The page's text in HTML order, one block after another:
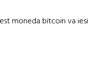
moneda bitcoin va iesi